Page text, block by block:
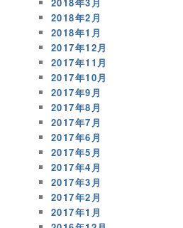
2018年2月
2018年1月
2017年12月
2017年11月
2017年10月
2017年9月
2017年8月
2017年7月
2017年6月
2017年5月
2017年4月
2017年3月
2017年2月
2017年1月